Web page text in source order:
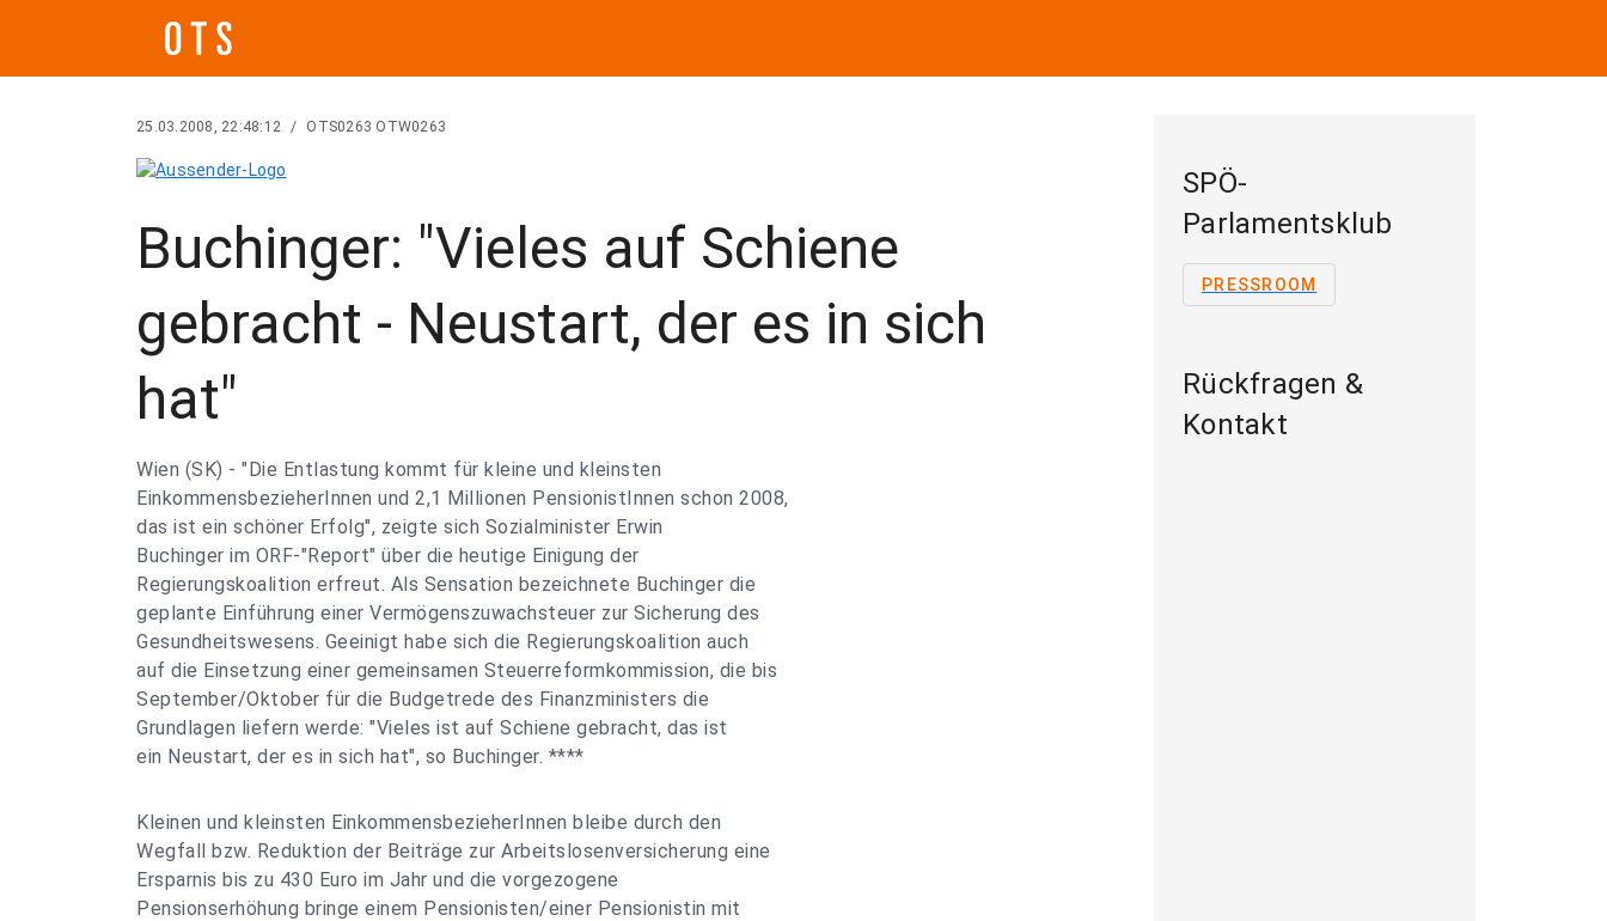
25.03.2008, 22:48:12 / OTS0263 OTW0263
Buchinger: "Vieles auf Schiene
gebracht - Neustart, der es in sich
hat"
Wien (SK) - "Die Entlastung kommt für kleine und kleinsten
EinkommensbezieherInnen und 2,1 Millionen PensionistInnen schon 2008,
das ist ein schöner Erfolg", zeigte sich Sozialminister Erwin
Buchinger im ORF-"Report" über die heutige Einigung der
Regierungskoalition erfreut. Als Sensation bezeichnete Buchinger die
geplante Einführung einer Vermögenszuwachsteuer zur Sicherung des
Gesundheitswesens. Geeinigt habe sich die Regierungskoalition auch
auf die Einsetzung einer gemeinsamen Steuerreformkommission, die bis
September/Oktober für die Budgetrede des Finanzministers die
Grundlagen liefern werde: "Vieles ist auf Schiene gebracht, das ist
ein Neustart, der es in sich hat", so Buchinger. ****
Kleinen und kleinsten EinkommensbezieherInnen bleibe durch den
Wegfall bzw. Reduktion der Beiträge zur Arbeitslosenversicherung eine
Ersparnis bis zu 430 Euro im Jahr und die vorgezogene
Pensionserhöhung bringe einem Pensionisten/einer Pensionistin mit
SPÖ-
Parlamentsklub
PRESSROOM
Rückfragen &
Kontakt